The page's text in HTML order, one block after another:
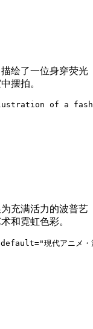
绘了一位身穿荧光
摆拍。
of a
充满活力的波普艺
和霓虹色彩。
現代アニメ・漫